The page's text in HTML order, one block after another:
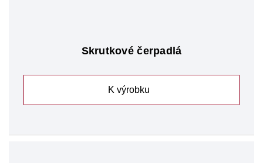
Skrutkové čerpadlá
K výrobku